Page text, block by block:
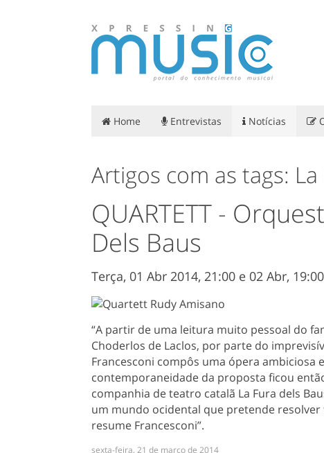
Home Entrevistas Notícias
Artigos com as tags:
QUARTETT -
Dels Baus
Terça, 01 Abr 2014, 21:00 e 02 Abr,
“A partir de uma leitura muito pessoal do
Choderlos de Laclos, por parte do
Francesconi compôs uma ópera ambiciosa
contemporaneidade da proposta ficou
companhia de teatro catalã La Fura dels
um mundo ocidental que pretende
resume Francesconi”.
sexta-feira, 21 de março de 2014